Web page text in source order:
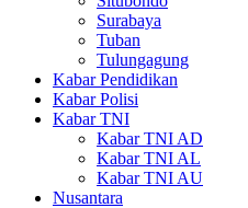
Surabaya
Tuban
Tulungagung
Kabar Pendidikan
Kabar Polisi
Kabar TNI
Kabar TNI AD
Kabar TNI AL
Kabar TNI AU
Nusantara